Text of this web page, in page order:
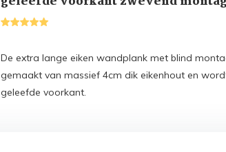
170t/m350cm
De extra lange eiken wandplank met blind
gemaakt van massief 4cm dik eikenhout en
geleefde voorkant.